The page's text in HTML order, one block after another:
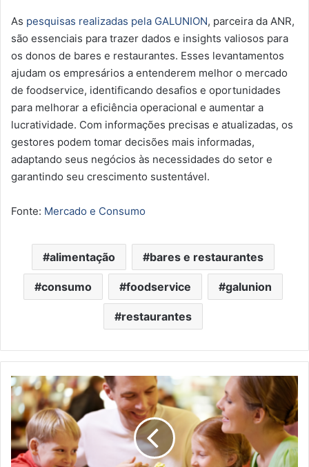
As pesquisas realizadas pela GALUNION, parceira da ANR,
são essenciais para trazer dados e insights valiosos para
os donos de bares e restaurantes. Esses levantamentos
ajudam os empresários a entenderem melhor o mercado
de foodservice, identificando desafios e oportunidades
para melhorar a eficiência operacional e aumentar a
lucratividade. Com informações precisas e atualizadas, os
gestores podem tomar decisões mais informadas,
adaptando seus negócios às necessidades do setor e
garantindo seu crescimento sustentável.
Fonte: Mercado e Consumo
alimentação bares e restaurantes
consumo foodservice galunion
restaurantes
Análise
da
Future
Tank
aponta
crescimento